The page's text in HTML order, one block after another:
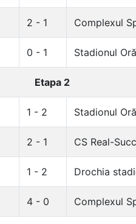
2 - 1 Complexul
0 - 1 Stadionul
Etapa 2
1 - 2 Stadionul
2 - 1 CS Real-
1 - 2 Drochia
4 - 0 Complexul